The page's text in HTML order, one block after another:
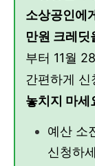
소상공인에
만원 크레딧
부터 11월
간편하게 신
놓치지 마세
예산 소
신청하